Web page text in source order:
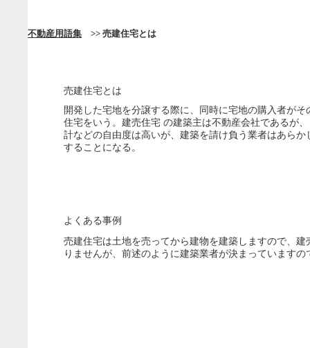
不動産用語集 >> 売建住宅とは
売建住宅とは
開発した宅地を分譲する際に、同時に宅地の購入者が
住宅をいう。建売住宅 の建築主は不動産会社であるが
計などの自由度は高いが、建築を請け負う業者はあら
することになる。
よくある事例
売建住宅は土地を売ってから建物を建築しますので、
りませんが、前述のように建築業者が決まっています